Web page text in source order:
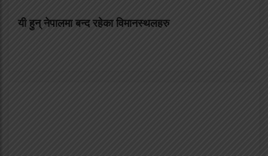
यी हुन् नेपालमा बन्द रहेका विमानस्थलहरु